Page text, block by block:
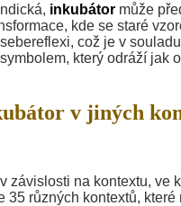
inkubátor může
kde se staré
což je v
který odráží
v jiných
závislosti na kontextu,
různých kontextů,